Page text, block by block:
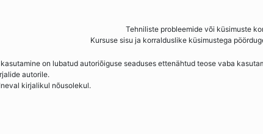
Tehniliste probleemide või küsimuste
Kursuse sisu ja korralduslike küsimustega
on lubatud autoriõiguse seaduses ettenähtud teose vaba
autorile.
kirjalikul nõusolekul.